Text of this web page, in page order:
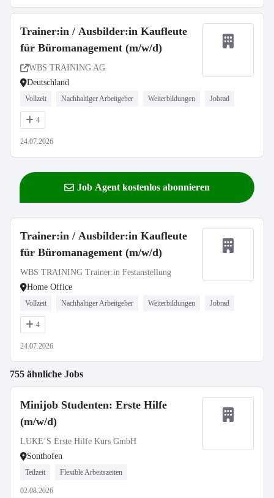
Trainer:in / Ausbilder:in Kaufleute
für Büromanagement (m/w/d)
WBS TRAINING AG
Deutschland
Vollzeit Nachhaltiger Arbeitgeber Weiterbildungen Jobrad
4
24.07.2026
Job Agent kostenlos abonnieren
Trainer:in / Ausbilder:in Kaufleute
für Büromanagement (m/w/d)
WBS TRAINING Trainer:in Festanstellung
Home Office
Vollzeit Nachhaltiger Arbeitgeber Weiterbildungen Jobrad
4
24.07.2026
755 ähnliche Jobs
Minijob Studenten: Erste Hilfe
(m/w/d)
LUKE’S Erste Hilfe Kurs GmbH
Sonthofen
Teilzeit Flexible Arbeitszeiten
02.08.2026